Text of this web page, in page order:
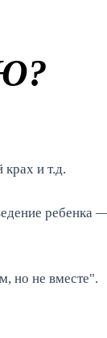
и т.д.
ребенка
но не вместе".